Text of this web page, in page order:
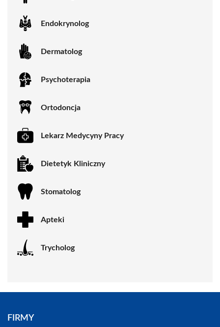
Endokrynolog
Dermatolog
Psychoterapia
Ortodoncja
Lekarz Medycyny Pracy
Dietetyk Kliniczny
Stomatolog
Apteki
Trycholog
FIRMY